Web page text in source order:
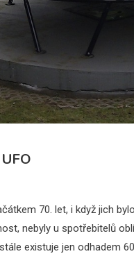
70. let, i když jich
nebyly u spotřebitelů
existuje jen odhadem